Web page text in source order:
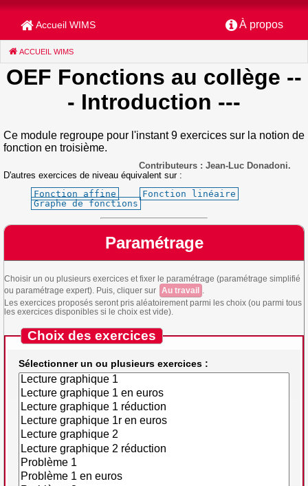
Accueil WIMS À propos
ACCUEIL WIMS
OEF Fonctions au collège --
- Introduction ---
Ce module regroupe pour l'instant 9 exercices sur la notion de
fonction en troisième.
Contributeurs : Jean-Luc Donadoni.
D'autres exercices de niveau équivalent sur :
Fonction affine
Fonction linéaire
Graphe de fonctions
Paramétrage
Choisir un ou plusieurs exercices et fixer le paramétrage (paramétrage simplifié
ou paramétrage expert). Puis, cliquer sur
Au travail
Les exercices proposés seront pris aléatoirement parmi les choix (ou parmi tous
les exercices disponibles si le choix est vide).
Choix des exercices
Sélectionner un ou plusieurs exercices :